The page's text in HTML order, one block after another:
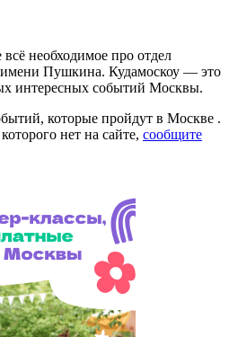
необходимое про отдел
Пушкина. Кудамоскоу — это
интересных событий Москвы.
которые пройдут в Москве .
нет на сайте, сообщите